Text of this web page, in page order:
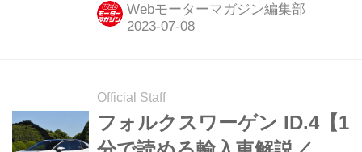
Webモーターマガジン編集部
Official Staff
フォルクスワーゲン ID.4【1